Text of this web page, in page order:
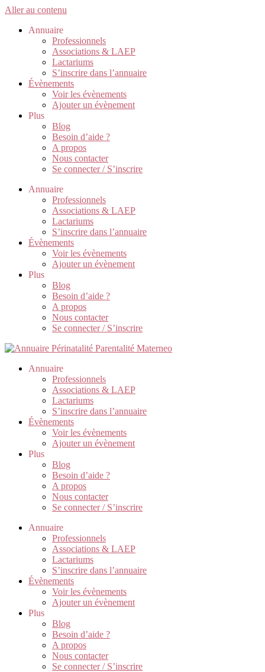
Aller au contenu
Annuaire
Professionnels
Associations & LAEP
Lactariums
S’inscrire dans l’annuaire
Évènements
Voir les évènements
Ajouter un évènement
Plus
Blog
Besoin d’aide ?
A propos
Nous contacter
Se connecter / S’inscrire
Annuaire
Professionnels
Associations & LAEP
Lactariums
S’inscrire dans l’annuaire
Évènements
Voir les évènements
Ajouter un évènement
Plus
Blog
Besoin d’aide ?
A propos
Nous contacter
Se connecter / S’inscrire
Annuaire
Professionnels
Associations & LAEP
Lactariums
S’inscrire dans l’annuaire
Évènements
Voir les évènements
Ajouter un évènement
Plus
Blog
Besoin d’aide ?
A propos
Nous contacter
Se connecter / S’inscrire
Annuaire
Professionnels
Associations & LAEP
Lactariums
S’inscrire dans l’annuaire
Évènements
Voir les évènements
Ajouter un évènement
Plus
Blog
Besoin d’aide ?
A propos
Nous contacter
Se connecter / S’inscrire